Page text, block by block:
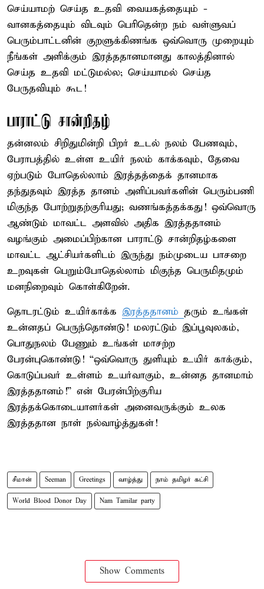
செய்யாமற் செய்த உதவி வையகத்தையும் -
வானகத்தையும் விடவும் பெரிதென்ற நம் வள்ளுவப்
பெரும்பாட்டனின் குறளுக்கிணங்க ஒவ்வொரு முறையும்
நீங்கள் அளிக்கும் இரத்ததானமானது காலத்தினால்
செய்த உதவி மட்டுமல்ல; செய்யாமல் செய்த
பேருதவியும் கூட!
பாராட்டு சான்றிதழ்
தன்னலம் சிறிதுமின்றி பிறர் உடல் நலம் பேணவும்,
பேராபத்தில் உள்ள உயிர் நலம் காக்கவும், தேவை
ஏற்படும் போதெல்லாம் இரத்தத்தைக் தானமாக
தந்துதவும் இரத்த தானம் அளிப்பவர்களின் பெரும்பணி
மிகுந்த போற்றுதற்குரியது; வணங்கத்தக்கது! ஒவ்வொரு
ஆண்டும் மாவட்ட அளவில் அதிக இரத்ததானம்
வழங்கும் அமைப்பிற்கான பாராட்டு சான்றிதழ்களை
மாவட்ட ஆட்சியர்களிடம் இருந்து நம்முடைய பாசறை
உறவுகள் பெறும்போதெல்லாம் மிகுந்த பெருமிதமும்
மனநிறைவும் கொள்கிறேன்.
தொடரட்டும் உயிர்காக்க இரத்ததானம் தரும் உங்கள்
உன்னதப் பெருந்தொண்டு! மலரட்டும் இப்பூவுலகம்,
பொதுநலம் பேணும் உங்கள் மாசற்ற
பேரன்புகொண்டு! “ஒவ்வொரு துளியும் உயிர் காக்கும்,
கொடுப்பவர் உள்ளம் உயர்வாகும், உன்னத தானமாம்
இரத்ததானம்!” என் பேரன்பிற்குரிய
இரத்தக்கொடையாளர்கள் அனைவருக்கும் உலக
இரத்ததான நாள் நல்வாழ்த்துகள்!
சீமான் Seeman Greetings வாழ்த்து நாம் தமிழர் கட்சி
World Blood Donor Day Nam Tamilar party
Show Comments